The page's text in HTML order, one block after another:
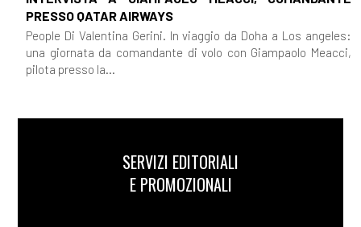
PRESSO QATAR AIRWAYS
People Di Valentina Gerini. In viaggio da Doha a Los angeles:
una giornata da comandante di volo con Giampaolo Meacci,
pilota presso la...
SERVIZI EDITORIALI
E PROMOZIONALI